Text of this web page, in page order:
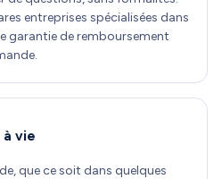
entreprises spécialisées dans
garantie de remboursement
vie
que ce soit dans quelques